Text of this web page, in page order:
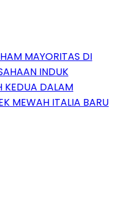
MAYORITAS DI
INDUK
KEDUA DALAM
MEWAH ITALIA BARU